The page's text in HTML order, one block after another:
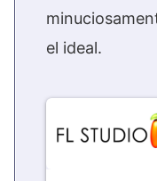
el ideal.